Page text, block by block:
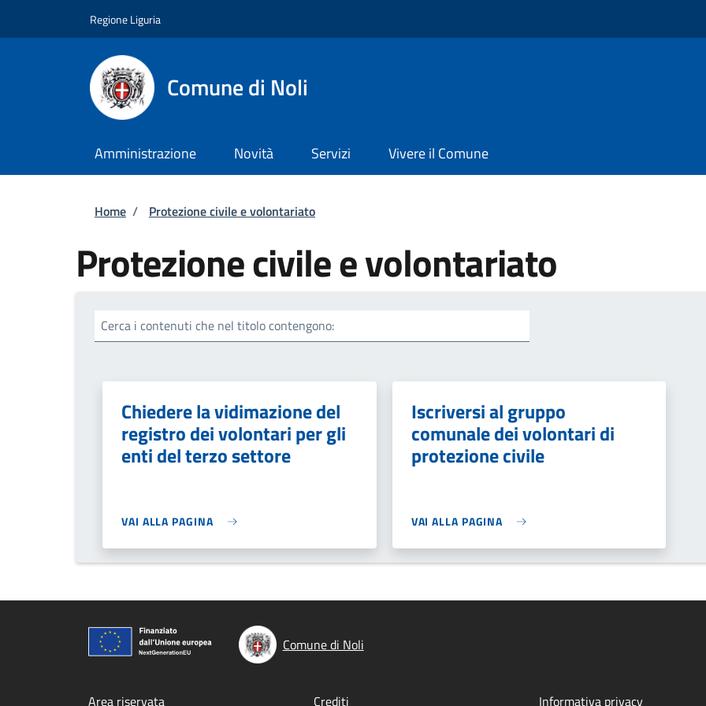
Regione Liguria
Comune di Noli
Amministrazione Novità Servizi Vivere il Comune
Briciole di pane
Home / Protezione civile e volontariato
Protezione civile e volontariato
Cerca i contenuti che nel titolo contengono:
Chiedere la vidimazione del
registro dei volontari per gli
enti del terzo settore
VAI ALLA PAGINA
Iscriversi al gruppo
comunale dei volontari di
protezione civile
VAI ALLA PAGINA
Comune di Noli
Area riservata Crediti Informativa privacy